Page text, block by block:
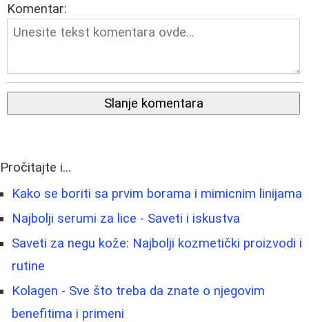
Komentar:
Slanje komentara
Pročitajte i...
Kako se boriti sa prvim borama i mimicnim linijama
Najbolji serumi za lice - Saveti i iskustva
Saveti za negu kože: Najbolji kozmetički proizvodi i
rutine
Kolagen - Sve što treba da znate o njegovim
benefitima i primeni